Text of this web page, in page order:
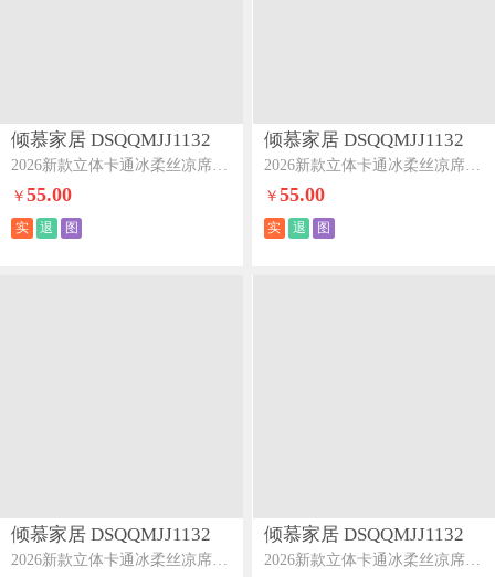
倾慕家居 DSQQMJJ1132
2026新款立体卡通冰柔丝凉席立体小熊猫
￥55.00
实 退 图
倾慕家居 DSQQMJJ1132
2026新款立体卡通冰柔丝凉席立体大头熊
￥ 55.00
实 退 图
倾慕家居 DSQQMJJ1132
2026新款立体卡通冰柔丝凉席立体爱心熊
倾慕家居 DSQQMJJ1132
2026新款立体卡通冰柔丝凉席立体大眼兔